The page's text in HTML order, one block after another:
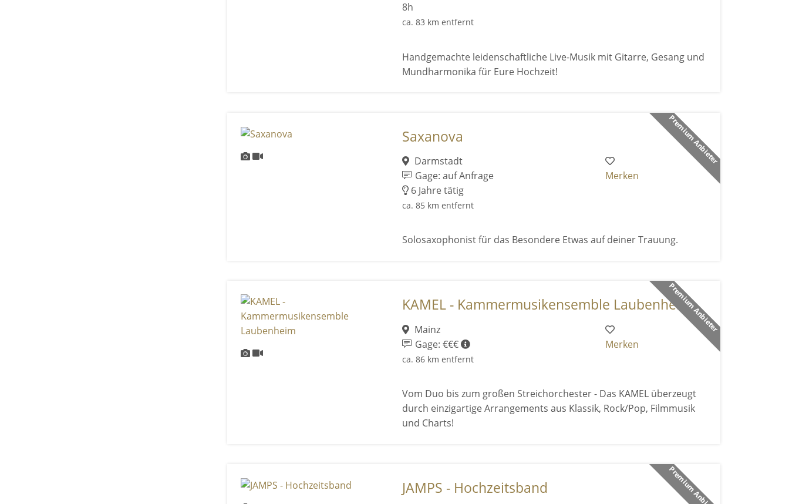
8h
ca. 83 km entfernt
Handgemachte leidenschaftliche Live-Musik mit Gitarre, Gesang und
Mundharmonika für Eure Hochzeit!
Premium Anbieter
Saxanova
Darmstadt
Gage: auf Anfrage
6 Jahre tätig
ca. 85 km entfernt
Merken
Solosaxophonist für das Besondere Etwas auf deiner Trauung.
Premium Anbieter
KAMEL - Kammermusikensemble Laubenhei ...
Mainz
Gage: €€€
ca. 86 km entfernt
Merken
Vom Duo bis zum großen Streichorchester - Das KAMEL überzeugt
durch einzigartige Arrangements aus Klassik, Rock/Pop, Filmmusik
und Charts!
Premium Anbieter
JAMPS - Hochzeitsband